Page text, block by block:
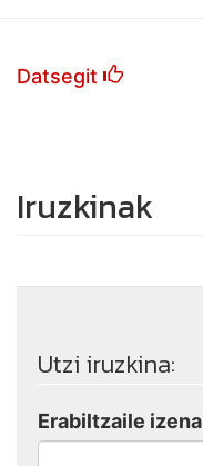
Datsegit
Iruzkinak
Utzi iruzkina:
Erabiltzaile izena